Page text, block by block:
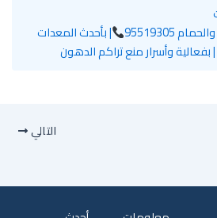
95519305
| بأحدث المعدات
بفعالية وأسرار منع تراكم الدهون
التالي